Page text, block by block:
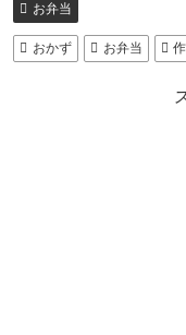
お弁当
おかず お弁当